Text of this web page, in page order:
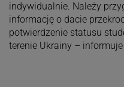
indywidualnie. Należy
informację o dacie
potwierdzenie statusu
terenie Ukrainy –